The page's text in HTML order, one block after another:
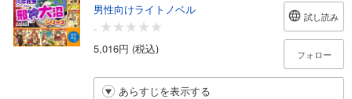
男性向けライトノベル
-
5,016円 (税込)
試し読み
フォロー
あらすじを表示する